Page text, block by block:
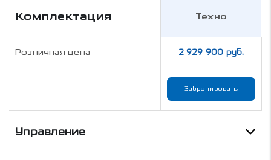
Комплектация Техно
Розничная цена 2 929 900 руб.
Забронировать
Управление